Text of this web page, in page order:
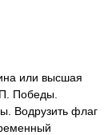
или высшая
Победы.
Водрузить флаг